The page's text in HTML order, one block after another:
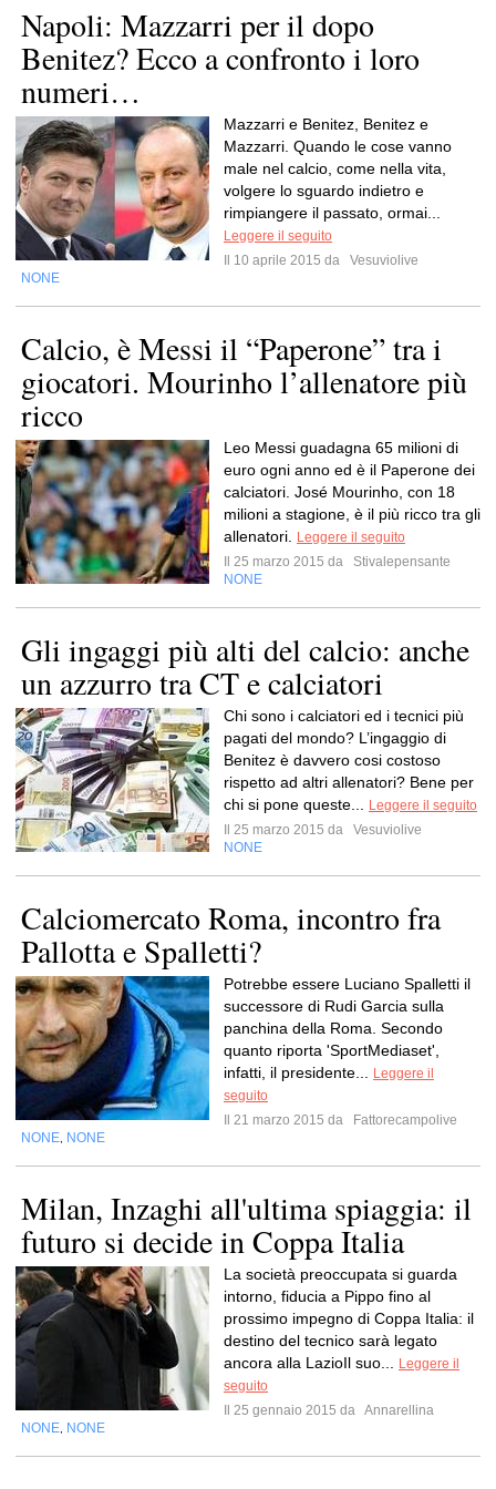
Napoli: Mazzarri per il dopo
Benitez? Ecco a confronto i loro
numeri…
Mazzarri e Benitez, Benitez e
Mazzarri. Quando le cose vanno
male nel calcio, come nella vita,
volgere lo sguardo indietro e
rimpiangere il passato, ormai...
Leggere il seguito
Il 10 aprile 2015 da
Vesuviolive
NONE
Calcio, è Messi il “Paperone” tra i
giocatori. Mourinho l’allenatore più
ricco
Leo Messi guadagna 65 milioni di
euro ogni anno ed è il Paperone dei
calciatori. José Mourinho, con 18
milioni a stagione, è il più ricco tra gli
allenatori.
Leggere il seguito
Il 25 marzo 2015 da
Stivalepensante
NONE
Gli ingaggi più alti del calcio: anche
un azzurro tra CT e calciatori
Chi sono i calciatori ed i tecnici più
pagati del mondo? L’ingaggio di
Benitez è davvero cosi costoso
rispetto ad altri allenatori? Bene per
chi si pone queste...
Leggere il seguito
Il 25 marzo 2015 da
Vesuviolive
NONE
Calciomercato Roma, incontro fra
Pallotta e Spalletti?
Potrebbe essere Luciano Spalletti il
successore di Rudi Garcia sulla
panchina della Roma. Secondo
quanto riporta 'SportMediaset',
infatti, il presidente...
Leggere il
seguito
Il 21 marzo 2015 da
Fattorecampolive
NONE NONE
Milan, Inzaghi all'ultima spiaggia: il
futuro si decide in Coppa Italia
La società preoccupata si guarda
intorno, fiducia a Pippo fino al
prossimo impegno di Coppa Italia: il
destino del tecnico sarà legato
ancora alla LazioIl suo...
Leggere il
seguito
Il 25 gennaio 2015 da Annarellina
NONE NONE